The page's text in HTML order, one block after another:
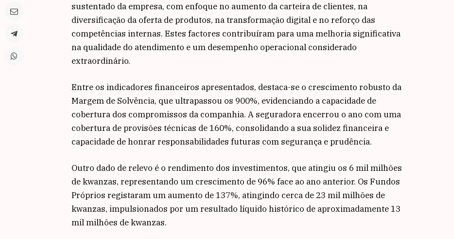
sustentado da empresa, com enfoque no aumento da carteira de clientes, na
diversificação da oferta de produtos, na transformação digital e no reforço das
competências internas. Estes factores contribuíram para uma melhoria significativa
na qualidade do atendimento e um desempenho operacional considerado
extraordinário.
Entre os indicadores financeiros apresentados, destaca-se o crescimento robusto da
Margem de Solvência, que ultrapassou os 900%, evidenciando a capacidade de
cobertura dos compromissos da companhia. A seguradora encerrou o ano com uma
cobertura de provisões técnicas de 160%, consolidando a sua solidez financeira e
capacidade de honrar responsabilidades futuras com segurança e prudência.
Outro dado de relevo é o rendimento dos investimentos, que atingiu os 6 mil milhões
de kwanzas, representando um crescimento de 96% face ao ano anterior. Os Fundos
Próprios registaram um aumento de 137%, atingindo cerca de 23 mil milhões de
kwanzas, impulsionados por um resultado líquido histórico de aproximadamente 13
mil milhões de kwanzas.